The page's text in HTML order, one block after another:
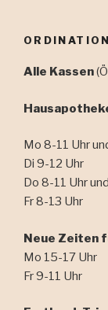
Alle Kassen
Mo 8-11 Uhr
Di 9-12 Uhr
Do 8-11 Uhr
Fr 8-13 Uhr
Neue Zeiten
Mo 15-17 Uhr
Fr 9-11 Uhr